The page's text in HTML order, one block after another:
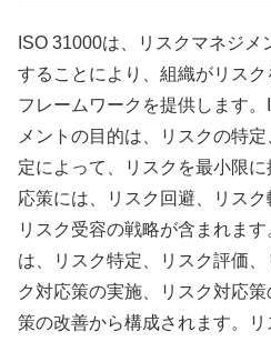
ISO 31000は、リスクマネジ
することにより、組織がリス
フレームワークを提供します
メントの目的は、リスクの特
定によって、リスクを最小限
応策には、リスク回避、リス
リスク受容の戦略が含まれま
は、リスク特定、リスク評価
ク対応策の実施、リスク対応
策の改善から構成されます。